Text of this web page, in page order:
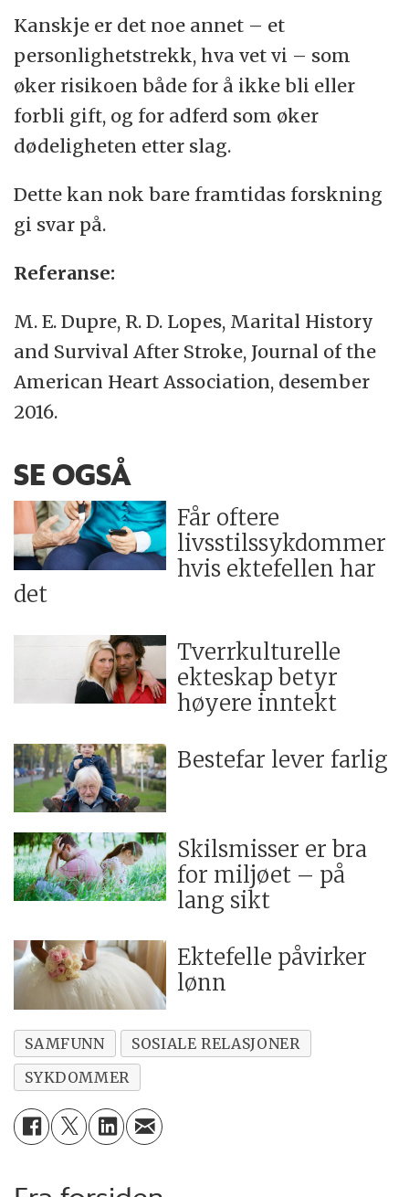
Kanskje er det noe annet – et
personlighetstrekk, hva vet vi – som
øker risikoen både for å ikke bli eller
forbli gift, og for adferd som øker
dødeligheten etter slag.
Dette kan nok bare framtidas forskning
gi svar på.
Referanse:
M. E. Dupre, R. D. Lopes, Marital History
and Survival After Stroke, Journal of the
American Heart Association, desember
2016.
SE OGSÅ
Får oftere
livsstilssykdommer
hvis ektefellen har
det
Tverrkulturelle
ekteskap betyr
høyere inntekt
Bestefar lever farlig
Skilsmisser er bra
for miljøet – på
lang sikt
Ektefelle påvirker
lønn
SAMFUNN
SOSIALE RELASJONER
SYKDOMMER